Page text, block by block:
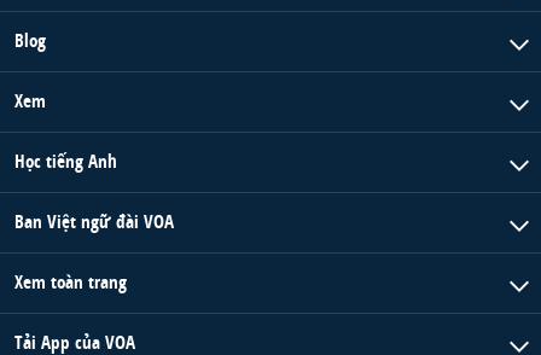
Blog
Xem
Học tiếng Anh
Ban Việt ngữ đài VOA
Xem toàn trang
Tải App của VOA